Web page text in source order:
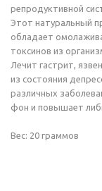
репродуктивной
Этот натуральный
обладает
токсинов из
Лечит гастрит,
из состояния
различных
фон и повышает
Вес: 20 граммов